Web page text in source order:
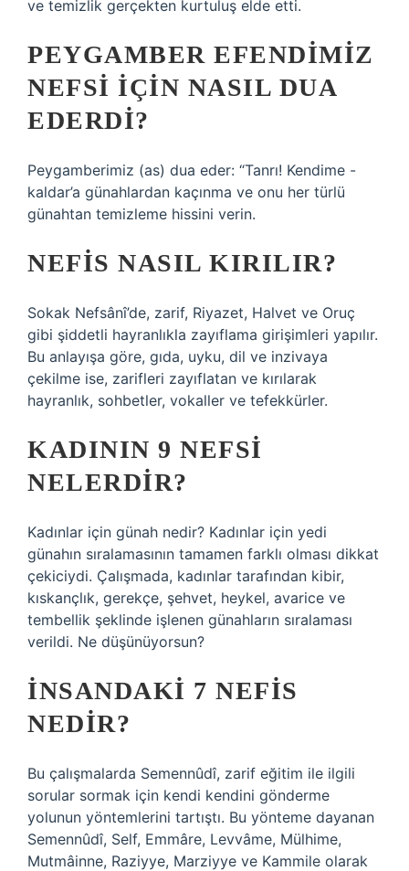
ve temizlik gerçekten kurtuluş elde etti.
PEYGAMBER EFENDIMIZ
NEFSI IÇIN NASIL DUA
EDERDI?
Peygamberimiz (as) dua eder: “Tanrı! Kendime -
kaldar’a günahlardan kaçınma ve onu her türlü
günahtan temizleme hissini verin.
NEFIS NASIL KIRILIR?
Sokak Nefsânî’de, zarif, Riyazet, Halvet ve Oruç
gibi şiddetli hayranlıkla zayıflama girişimleri yapılır.
Bu anlayışa göre, gıda, uyku, dil ve inzivaya
çekilme ise, zarifleri zayıflatan ve kırılarak
hayranlık, sohbetler, vokaller ve tefekkürler.
KADININ 9 NEFSI
NELERDIR?
Kadınlar için günah nedir? Kadınlar için yedi
günahın sıralamasının tamamen farklı olması dikkat
çekiciydi. Çalışmada, kadınlar tarafından kibir,
kıskançlık, gerekçe, şehvet, heykel, avarice ve
tembellik şeklinde işlenen günahların sıralaması
verildi. Ne düşünüyorsun?
İNSANDAKI 7 NEFIS
NEDIR?
Bu çalışmalarda Semennûdî, zarif eğitim ile ilgili
sorular sormak için kendi kendini gönderme
yolunun yöntemlerini tartıştı. Bu yönteme dayanan
Semennûdî, Self, Emmâre, Levvâme, Mülhime,
Mutmâinne, Raziyye, Marziyye ve Kammile olarak